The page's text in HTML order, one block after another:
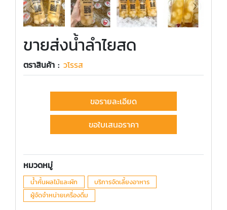
ขายส่งน้ำลำไยสด
ตราสินค้า : วโรรส
ขอรายละเอียด
ขอใบเสนอราคา
หมวดหมู่
น้ำคั้นผลไม้และผัก
บริการจัดเลี้ยงอาหาร
ผู้จัดจำหน่ายเครื่องดื่ม